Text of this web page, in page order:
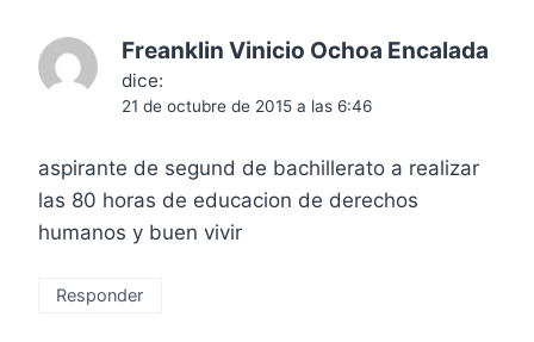
Freanklin Vinicio Ochoa Encalada
dice:
21 de octubre de 2015 a las 6:46
aspirante de segund de bachillerato a realizar
las 80 horas de educacion de derechos
humanos y buen vivir
Responder